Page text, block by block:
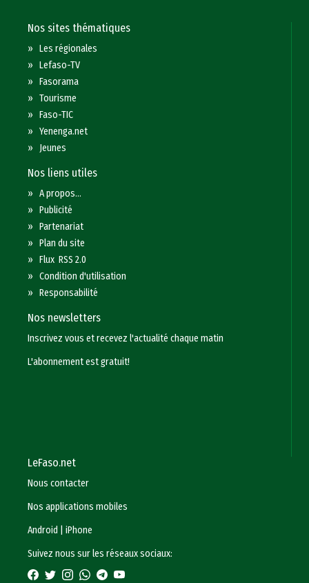
Nos sites thématiques
»Les régionales
»Lefaso-TV
»Fasorama
»Tourisme
»Faso-TIC
»Yenenga.net
» Jeunes
Nos liens utiles
»A propos...
»Publicité
»Partenariat
»Plan du site
»Flux RSS 2.0
»Condition d'utilisation
»Responsabilité
Nos newsletters
Inscrivez vous et recevez l'actualité chaque matin
L'abonnement est gratuit!
LeFaso.net
Nous contacter
Nos applications mobiles
Android
|iPhone
Suivez nous sur les réseaux sociaux: